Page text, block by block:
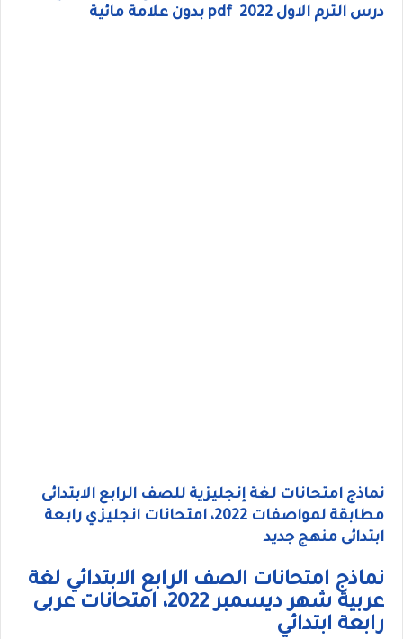
درس الترم الاول 2022 pdf بدون علامة مائية
نماذج امتحانات لغة إنجليزية للصف الرابع الابتدائى
مطابقة لمواصفات 2022، امتحانات انجليزي رابعة
ابتدائى منهج جديد
نماذج امتحانات الصف الرابع الابتدائي لغة
عربية شهر ديسمبر 2022، امتحانات عربى
رابعة ابتدائي